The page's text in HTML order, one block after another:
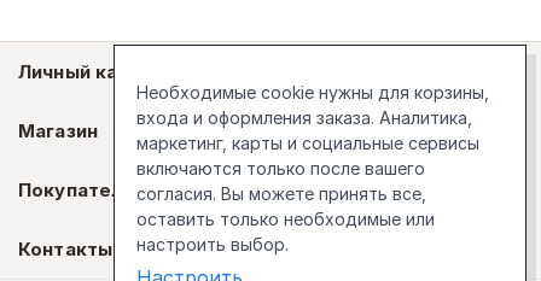
Личный кабинет
Магазин
Покупателям
Контакты
Необходимые cookie нужны для корзины,
входа и оформления заказа. Аналитика,
маркетинг, карты и социальные сервисы
включаются только после вашего
согласия. Вы можете принять все,
оставить только необходимые или
настроить выбор.